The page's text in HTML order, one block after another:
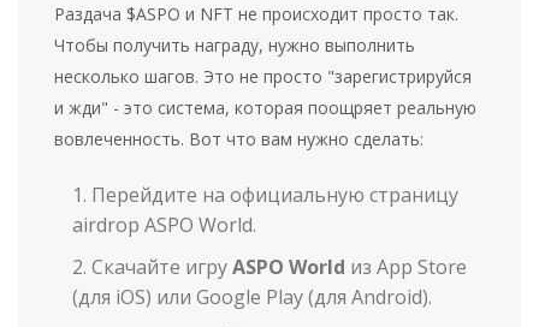
Раздача $ASPO и NFT не происходит просто так.
Чтобы получить награду, нужно выполнить
несколько шагов. Это не просто "зарегистрируйся
и жди" - это система, которая поощряет реальную
вовлеченность. Вот что вам нужно сделать:
Перейдите на официальную страницу
airdrop ASPO World.
Скачайте игруASPO World из App Store
(для iOS) или Google Play (для Android).